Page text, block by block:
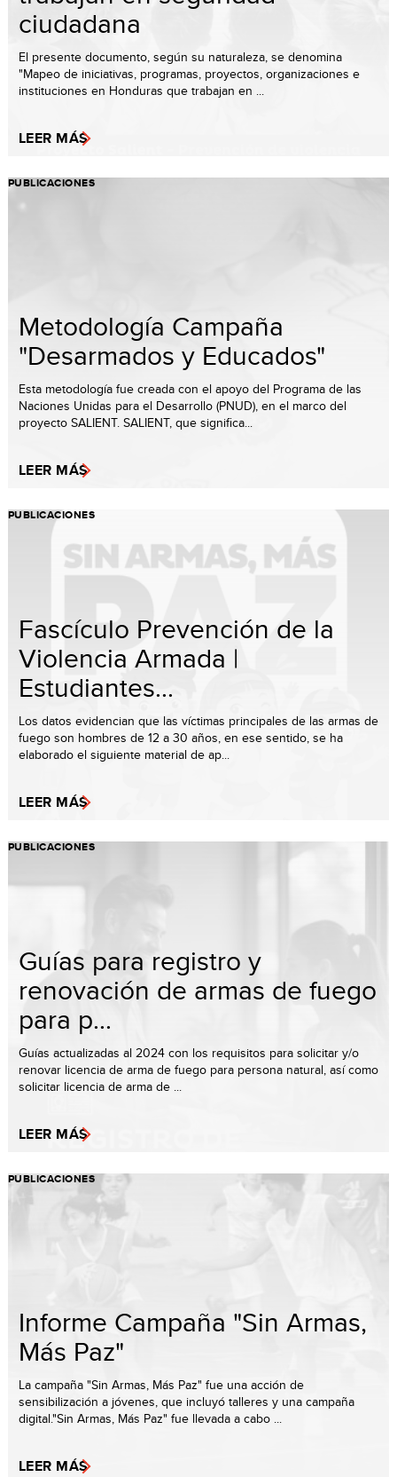
ciudadana
El presente documento, según su naturaleza, se denomina
"Mapeo de iniciativas, programas, proyectos, organizaciones e
instituciones en Honduras que trabajan en ...
LEER MÁS
PUBLICACIONES
Metodología Campaña
"Desarmados y Educados"
Esta metodología fue creada con el apoyo del Programa de las
Naciones Unidas para el Desarrollo (PNUD), en el marco del
proyecto SALIENT. SALIENT, que significa...
LEER MÁS
PUBLICACIONES
Fascículo Prevención de la
Violencia Armada |
Estudiantes...
Los datos evidencian que las víctimas principales de las armas de
fuego son hombres de 12 a 30 años, en ese sentido, se ha
elaborado el siguiente material de ap...
LEER MÁS
PUBLICACIONES
Guías para registro y
renovación de armas de fuego
para p...
Guías actualizadas al 2024 con los requisitos para solicitar y/o
renovar licencia de arma de fuego para persona natural, así como
solicitar licencia de arma de ...
LEER MÁS
PUBLICACIONES
Informe Campaña "Sin Armas,
Más Paz"
La campaña "Sin Armas, Más Paz" fue una acción de
sensibilización a jóvenes, que incluyó talleres y una campaña
digital."Sin Armas, Más Paz" fue llevada a cabo ...
LEER MÁS